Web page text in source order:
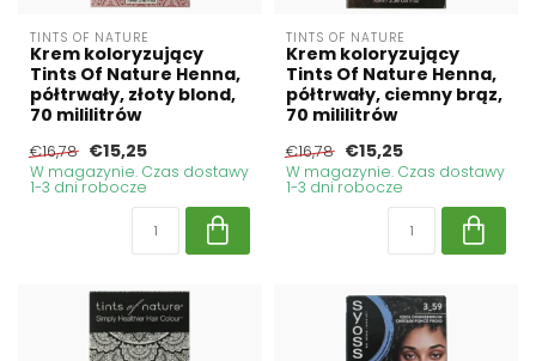
TINTS OF NATURE
Krem koloryzujący
Tints Of Nature Henna,
półtrwały, złoty blond,
70 mililitrów
€16,78 €15,25
W magazynie. Czas dostawy
1-3 dni robocze
TINTS OF NATURE
Krem koloryzujący
Tints Of Nature Henna,
półtrwały, ciemny brąz,
70 mililitrów
€16,78 €15,25
W magazynie. Czas dostawy
1-3 dni robocze